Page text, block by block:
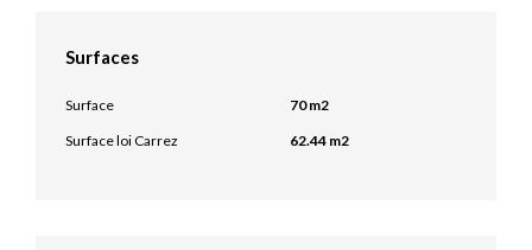
Surfaces
Surface
70 m2
Surface loi Carrez
62.44 m2